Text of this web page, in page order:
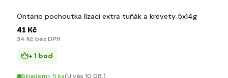
Ontario pochoutka lízací extra tuňák a krevety 5x14g
41 Kč
34 Kč bez DPH
+ 1 bod
Skladem> 5 ks(U vás 10.08.)